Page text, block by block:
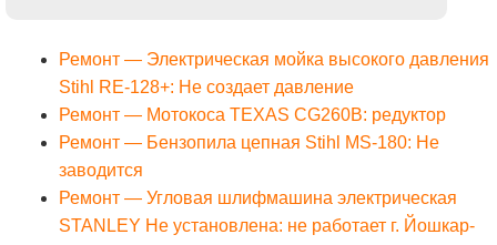
Ремонт — Электрическая мойка высокого давления
Stihl RE-128+: Не создает давление
Ремонт — Мотокоса TEXAS CG260B: редуктор
Ремонт — Бензопила цепная Stihl MS-180: Не
заводится
Ремонт — Угловая шлифмашина электрическая
STANLEY Не установлена: не работает г. Йошкар-